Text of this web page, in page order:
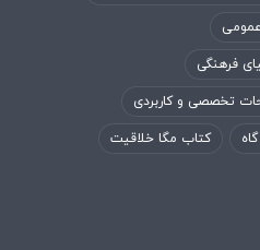
عمومی
فرهنگی
تخصصی و کاربردی
کتاب مگا خلاقیت